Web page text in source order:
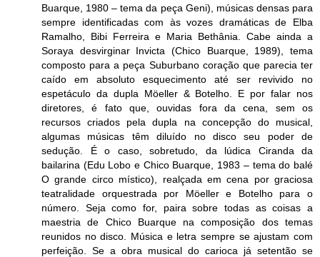
Buarque, 1980 – tema da peça Geni), músicas densas para
sempre identificadas com às vozes dramáticas de Elba
Ramalho, Bibi Ferreira e Maria Bethânia. Cabe ainda a
Soraya desvirginar Invicta (Chico Buarque, 1989), tema
composto para a peça Suburbano coração que parecia ter
caído em absoluto esquecimento até ser revivido no
espetáculo da dupla Möeller & Botelho. E por falar nos
diretores, é fato que, ouvidas fora da cena, sem os
recursos criados pela dupla na concepção do musical,
algumas músicas têm diluído no disco seu poder de
sedução. É o caso, sobretudo, da lúdica Ciranda da
bailarina (Edu Lobo e Chico Buarque, 1983 – tema do balé
O grande circo místico), realçada em cena por graciosa
teatralidade orquestrada por Möeller e Botelho para o
número. Seja como for, paira sobre todas as coisas a
maestria de Chico Buarque na composição dos temas
reunidos no disco. Música e letra sempre se ajustam com
perfeição. Se a obra musical do carioca já setentão se